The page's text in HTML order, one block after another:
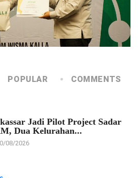
POPULAR COMMENTS
Jadi Pilot Project Sadar
Dua Kelurahan...
08/2026